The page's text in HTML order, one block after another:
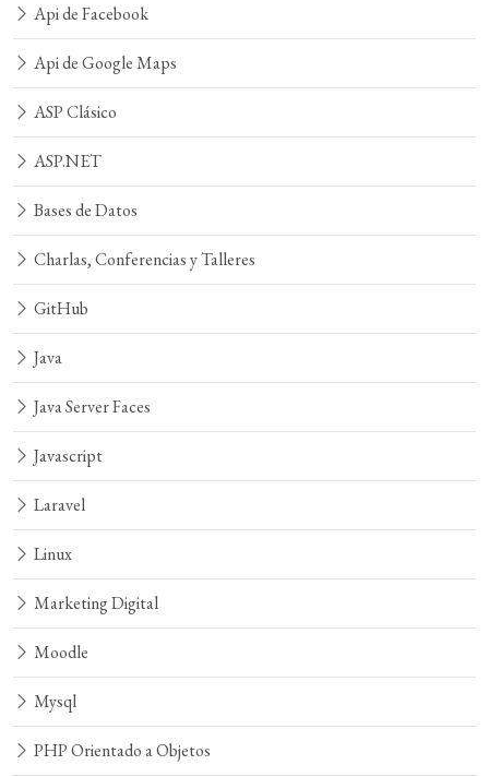
Api de Facebook
Api de Google Maps
ASP Clásico
ASP.NET
Bases de Datos
Charlas, Conferencias y Talleres
GitHub
Java
Java Server Faces
Javascript
Laravel
Linux
Marketing Digital
Moodle
Mysql
PHP Orientado a Objetos